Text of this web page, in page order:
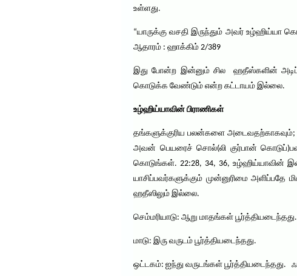
உள்ளது.
“யாருக்கு வசதி இருந்தும் அவர்
ஆதாரம் : ஹாக்கிம் 2/389
இது போன்ற இன்னும் சில ஹதீஸ்களின்
கொடுக்க வேண்டும் என்ற கட்டாயம் இல்லை.
உழ்ஹிய்யாவின் பிராணிகள்
தங்களுக்குரிய பலன்களை அடைவதற்காகவும்;
அவன் பெயரைச் சொல்(லி குர்பான்
கொடுங்கள். 22:28, 34, 36, உழ்ஹிய்யாவின்
யாசிப்பவர்களுக்கும் முன்னுரிமை
ஹதீஸிலும் இல்லை.
செம்மரியாடு: ஆறு மாதங்கள்
மாடு: இரு வருடம் பூர்த்தியடைந்தது.
ஒட்டகம்: ஐந்து வருடங்கள் பூர்த்தியடைந்தது.